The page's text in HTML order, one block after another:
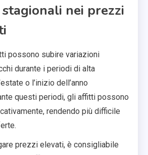
nei prezzi
possono subire variazioni
durante i periodi di alta
o l’inizio dell’anno
questi periodi, gli affitti possono
rendendo più difficile
prezzi elevati, è consigliabile